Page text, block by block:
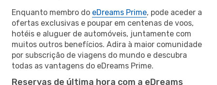
Enquanto membro do eDreams Prime, pode aceder a
ofertas exclusivas e poupar em centenas de voos,
hotéis e aluguer de automóveis, juntamente com
muitos outros benefícios. Adira à maior comunidade
por subscrição de viagens do mundo e descubra
todas as vantagens do eDreams Prime.
Reservas de última hora com a eDreams